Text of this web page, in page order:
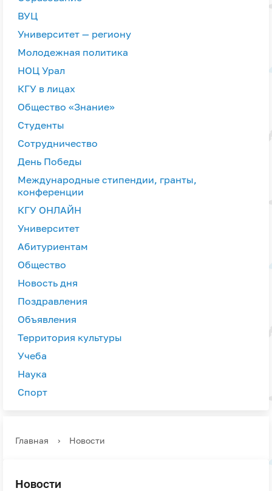
ВУЦ
Университет — региону
Молодежная политика
НОЦ Урал
КГУ в лицах
Общество «Знание»
Студенты
Сотрудничество
День Победы
Международные стипендии, гранты,
конференции
КГУ ОНЛАЙН
Университет
Абитуриентам
Общество
Новость дня
Поздравления
Объявления
Территория культуры
Учеба
Наука
Спорт
Главная › Новости
Новости